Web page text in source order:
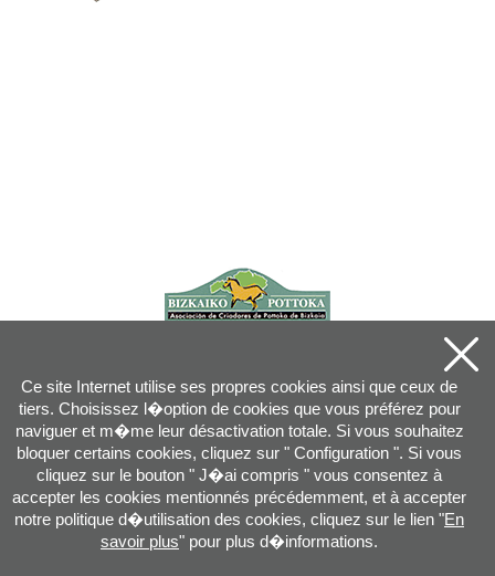
Ce site Internet utilise ses propres cookies ainsi que ceux de
tiers. Choisissez l�option de cookies que vous préférez pour
naviguer et m�me leur désactivation totale. Si vous souhaitez
bloquer certains cookies, cliquez sur " Configuration ". Si vous
cliquez sur le bouton " J�ai compris " vous consentez à
accepter les cookies mentionnés précédemment, et à accepter
notre politique d�utilisation des cookies, cliquez sur le lien "En
savoir plus" pour plus d�informations.